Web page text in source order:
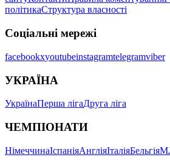
політикаСтруктура власності
Соціальні мережі
facebookxyoutubeinstagramtelegramviber
УКРАЇНА
УкраїнаПерша лігаДруга ліга
ЧЕМПІОНАТИ
НімеччинаІспаніяАнгліяІталіяБельгія